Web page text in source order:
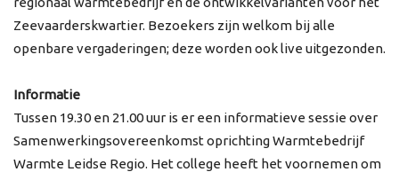
Zeevaarderskwartier. Bezoekers zijn welkom bij alle
openbare vergaderingen; deze worden ook live uitgezonden.
Informatie
Tussen 19.30 en 21.00 uur is er een informatieve sessie over
Samenwerkingsovereenkomst oprichting Warmtebedrijf
Warmte Leidse Regio. Het college heeft het voornemen om